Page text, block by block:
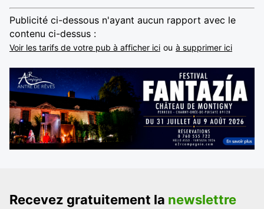
Publicité ci-dessous n'ayant aucun rapport avec le
contenu ci-dessus :
Voir les tarifs de votre pub à afficher ici ou à supprimer ici
Recevez gratuitement la newslettre